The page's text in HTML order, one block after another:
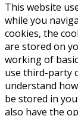
This website
while you
cookies, the
are stored on
working of
use third-party
understand
be stored in
also have the